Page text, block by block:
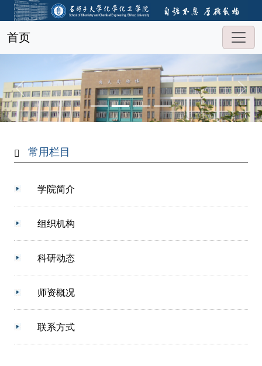
首页
常用栏目
学院简介
组织机构
科研动态
师资概况
联系方式